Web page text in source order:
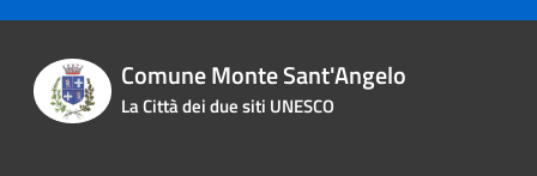
Comune Monte Sant'Angelo
La Città dei due siti UNESCO